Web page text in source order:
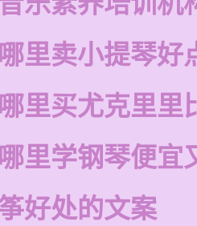
里卖小提琴好
里买尤克里里
里学钢琴便宜
好处的文案